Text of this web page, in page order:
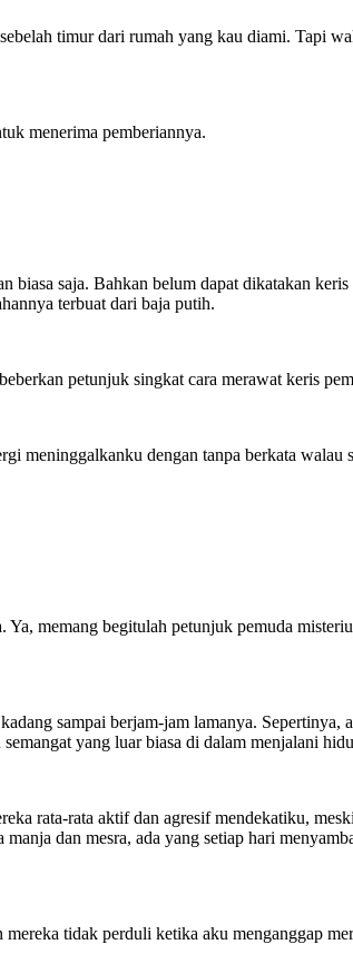
timur dari rumah yang kau diami. Tapi
menerima pemberiannya.
saja. Bahkan belum dapat dikatakan
terbuat dari baja putih.
petunjuk singkat cara merawat keris
meninggalkanku dengan tanpa berkata
memang begitulah petunjuk pemuda
sampai berjam-jam lamanya.
yang luar biasa di dalam menjalani
rata-rata aktif dan agresif mendekatiku,
dan mesra, ada yang setiap hari
tidak perduli ketika aku menganggap